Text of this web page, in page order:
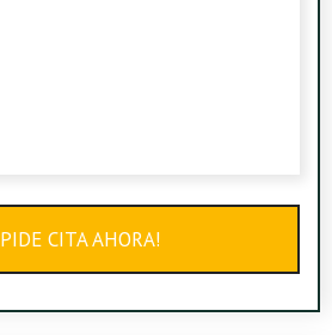
PIDE CITA AHORA!